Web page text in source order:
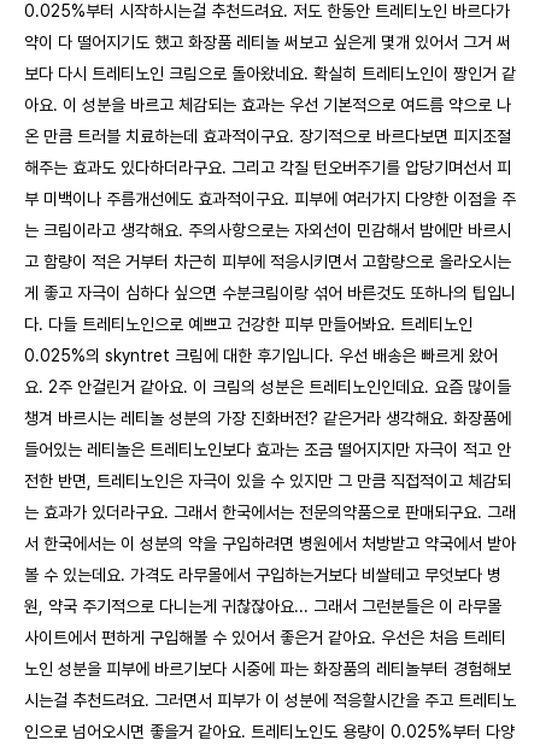
0.025%부터 시작하시는걸 추천드려요. 저도 한동안 트레티노인 바르다가
약이 다 떨어지기도 했고 화장품 레티놀 써보고 싶은게 몇개 있어서 그거 써
보다 다시 트레티노인 크림으로 돌아왔네요. 확실히 트레티노인이 짱인거 같
아요. 이 성분을 바르고 체감되는 효과는 우선 기본적으로 여드름 약으로 나
온 만큼 트러블 치료하는데 효과적이구요. 장기적으로 바르다보면 피지조절
해주는 효과도 있다하더라구요. 그리고 각질 턴오버주기를 압당기며선서 피
부 미백이나 주름개선에도 효과적이구요. 피부에 여러가지 다양한 이점을 주
는 크림이라고 생각해요. 주의사항으로는 자외선이 민감해서 밤에만 바르시
고 함량이 적은 거부터 차근히 피부에 적응시키면서 고함량으로 올라오시는
게 좋고 자극이 심하다 싶으면 수분크림이랑 섞어 바른것도 또하나의 팁입니
다. 다들 트레티노인으로 예쁘고 건강한 피부 만들어봐요. 트레티노인
0.025%의 skyntret 크림에 대한 후기입니다. 우선 배송은 빠르게 왔어
요. 2주 안걸린거 같아요. 이 크림의 성분은 트레티노인인데요. 요즘 많이들
챙겨 바르시는 레티놀 성분의 가장 진화버전? 같은거라 생각해요. 화장품에
들어있는 레티놀은 트레티노인보다 효과는 조금 떨어지지만 자극이 적고 안
전한 반면, 트레티노인은 자극이 있을 수 있지만 그 만큼 직접적이고 체감되
는 효과가 있더라구요. 그래서 한국에서는 전문의약품으로 판매되구요. 그래
서 한국에서는 이 성분의 약을 구입하려면 병원에서 처방받고 약국에서 받아
볼 수 있는데요. 가격도 라무몰에서 구입하는거보다 비쌀테고 무엇보다 병
원, 약국 주기적으로 다니는게 귀찮잖아요... 그래서 그런분들은 이 라무몰
사이트에서 편하게 구입해볼 수 있어서 좋은거 같아요. 우선은 처음 트레티
노인 성분을 피부에 바르기보다 시중에 파는 화장품의 레티놀부터 경험해보
시는걸 추천드려요. 그러면서 피부가 이 성분에 적응할시간을 주고 트레티노
인으로 넘어오시면 좋을거 같아요. 트레티노인도 용량이 0.025%부터 다양